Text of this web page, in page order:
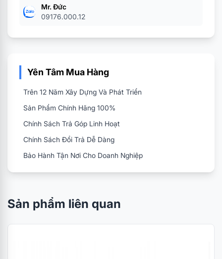
Mr. Đức
09176.000.12
Yên Tâm Mua Hàng
Trên 12 Năm Xây Dựng Và Phát Triển
Sản Phẩm Chính Hãng 100%
Chính Sách Trả Góp Linh Hoạt
Chính Sách Đổi Trả Dễ Dàng
Bảo Hành Tận Nơi Cho Doanh Nghiệp
Sản phẩm liên quan